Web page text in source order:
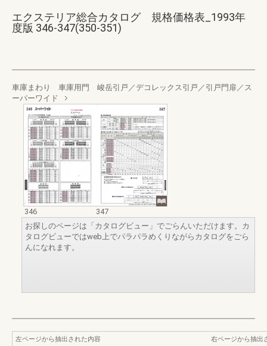
エクステリア総合カタログ 規格価格表_1993年
度版 346-347(350-351)
車庫まわり 車庫用門 峻岳引戸／デコレックス引戸／引戸門扉／ス
ーパーワイド
346
347
お探しのページは「カタログビュー」でごらんいただけます。カ
タログビューではweb上でパラパラめくりながらカタログをごら
んになれます。
左ページから抽出された内容
右ページから抽出